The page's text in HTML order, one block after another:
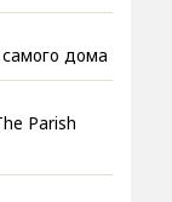
дома
Parish